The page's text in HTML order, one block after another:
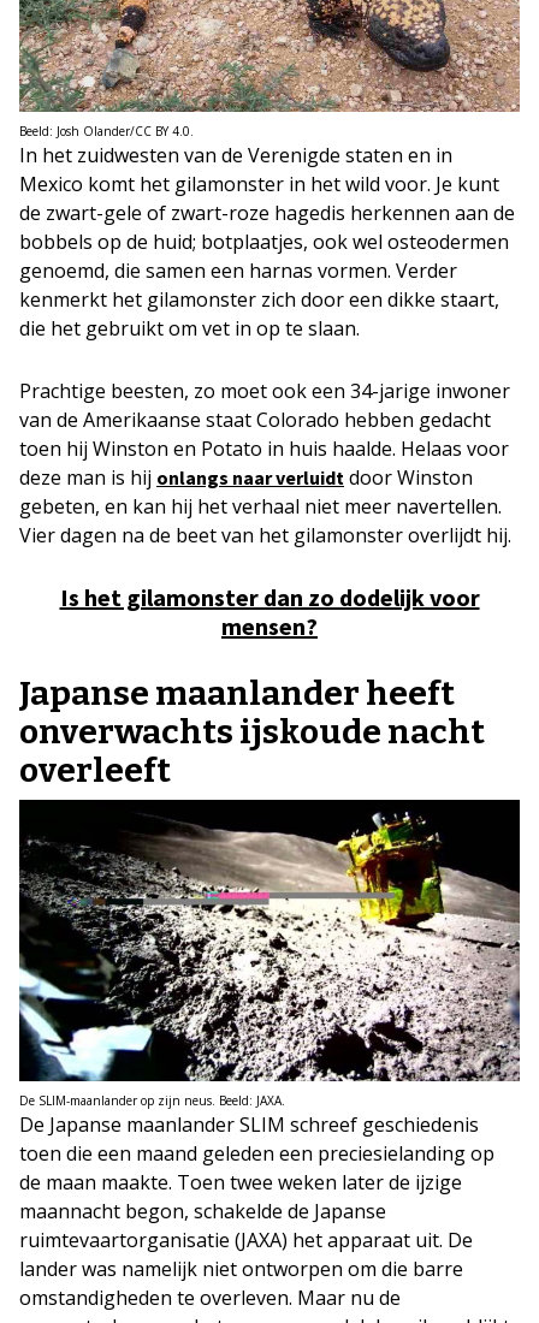
Beeld: Josh Olander/CC BY 4.0.
In het zuidwesten van de Verenigde staten en in
Mexico komt het gilamonster in het wild voor. Je kunt
de zwart-gele of zwart-roze hagedis herkennen aan de
bobbels op de huid; botplaatjes, ook wel osteodermen
genoemd, die samen een harnas vormen. Verder
kenmerkt het gilamonster zich door een dikke staart,
die het gebruikt om vet in op te slaan.
Prachtige beesten, zo moet ook een 34-jarige inwoner
van de Amerikaanse staat Colorado hebben gedacht
toen hij Winston en Potato in huis haalde. Helaas voor
deze man is hij onlangs naar verluidt door Winston
gebeten, en kan hij het verhaal niet meer navertellen.
Vier dagen na de beet van het gilamonster overlijdt hij.
Is het gilamonster dan zo dodelijk voor
mensen?
Japanse maanlander heeft
onverwachts ijskoude nacht
overleeft
De SLIM-maanlander op zijn neus. Beeld: JAXA.
De Japanse maanlander SLIM schreef geschiedenis
toen die een maand geleden een preciesielanding op
de maan maakte. Toen twee weken later de ijzige
maannacht begon, schakelde de Japanse
ruimtevaartorganisatie (JAXA) het apparaat uit. De
lander was namelijk niet ontworpen om die barre
omstandigheden te overleven. Maar nu de